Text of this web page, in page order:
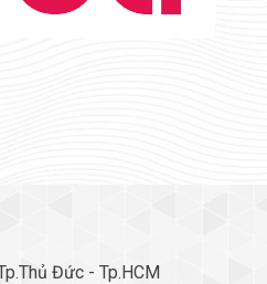
Đức - Tp.HCM